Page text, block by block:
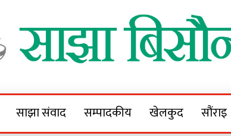
Bisaunee
साझा संवाद सम्पादकीय खेलकुद सौंराइ